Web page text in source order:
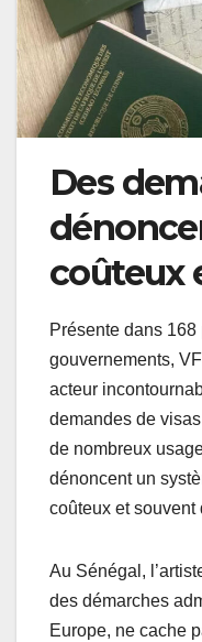
Des
coûteux
Présente dans
gouvernements,
acteur
demandes de
de nombreux
dénoncent un
coûteux et souvent
Au Sénégal,
des démarches
Europe, ne cache